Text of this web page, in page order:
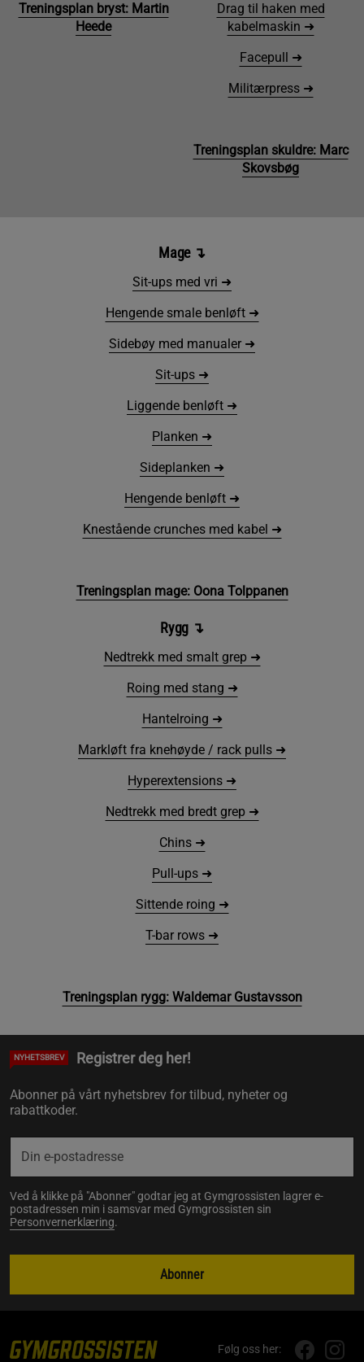
Treningsplan bryst: Martin
Heede
Drag til haken med
kabelmaskin ➜
Facepull ➜
Militærpress ➜
Treningsplan skuldre: Marc
Skovsbøg
Mage↴
Sit-ups med vri ➜
Hengende smale benløft ➜
Sidebøy med manualer ➜
Sit-ups ➜
Liggende benløft ➜
Planken ➜
Sideplanken ➜
Hengende benløft ➜
Knestående crunches med kabel ➜
Treningsplan mage: Oona Tolppanen
Rygg ↴
Nedtrekk med smalt grep ➜
Roing med stang ➜
Hantelroing ➜
Markløft fra knehøyde / rack pulls ➜
Hyperextensions ➜
Nedtrekk med bredt grep ➜
Chins ➜
Pull-ups ➜
Sittende roing ➜
T-bar rows ➜
Treningsplan rygg: Waldemar Gustavsson
NYHETSBREV Registrer deg her!
Abonner på vårt nyhetsbrev for tilbud, nyheter og
rabattkoder.
Ved å klikke på "Abonner" godtar jeg at Gymgrossisten lagrer e-
postadressen min i samsvar med Gymgrossisten sin
Personvernerklæring.
Abonner
Følg oss her: